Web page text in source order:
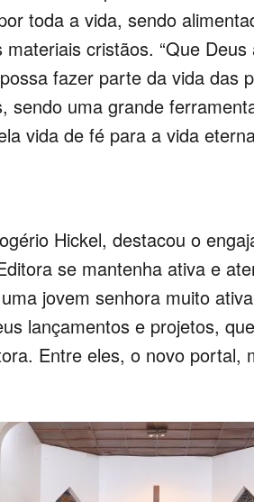
toda a vida, sendo
cristãos. “Que
fazer parte da vida das
sendo uma grande
vida de fé para a vida
Hickel, destacou o
se mantenha ativa e
jovem senhora muito
lançamentos e projetos,
Entre eles, o novo portal,